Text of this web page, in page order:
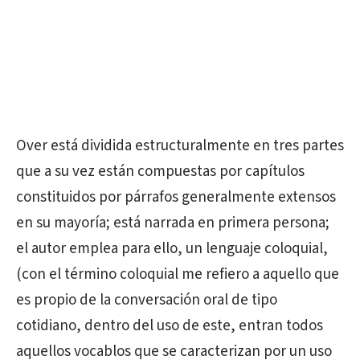
Over está dividida estructuralmente en tres partes
que a su vez están compuestas por capítulos
constituidos por párrafos generalmente extensos
en su mayoría; está narrada en primera persona;
el autor emplea para ello, un lenguaje coloquial,
(con el término coloquial me refiero a aquello que
es propio de la conversación oral de tipo
cotidiano, dentro del uso de este, entran todos
aquellos vocablos que se caracterizan por un uso